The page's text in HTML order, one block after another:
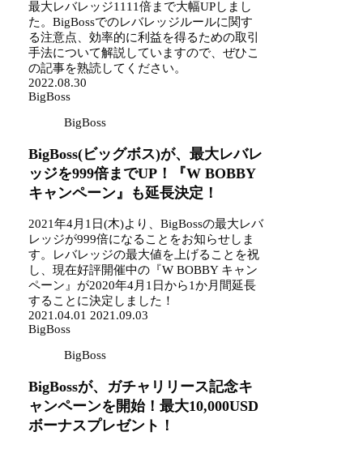
最大レバレッジ1111倍まで大幅UPしまし
た。BigBossでのレバレッジルールに関す
る注意点、効率的に利益を得るための取引
手法について解説していますので、ぜひこ
の記事を熟読してください。
2022.08.30
BigBoss
BigBoss
BigBoss(ビッグボス)が、最大レバレ
ッジを999倍までUP！『W BOBBY
キャンペーン』も延長決定！
2021年4月1日(木)より、BigBossの最大レバ
レッジが999倍になることをお知らせしま
す。レバレッジの最大値を上げることを祝
し、現在好評開催中の『W BOBBY キャン
ペーン』が2020年4月1日から1か月間延長
することに決定しました！
2021.04.01 2021.09.03
BigBoss
BigBoss
BigBossが、ガチャリリース記念キ
ャンペーンを開始！最大10,000USD
ボーナスプレゼント！